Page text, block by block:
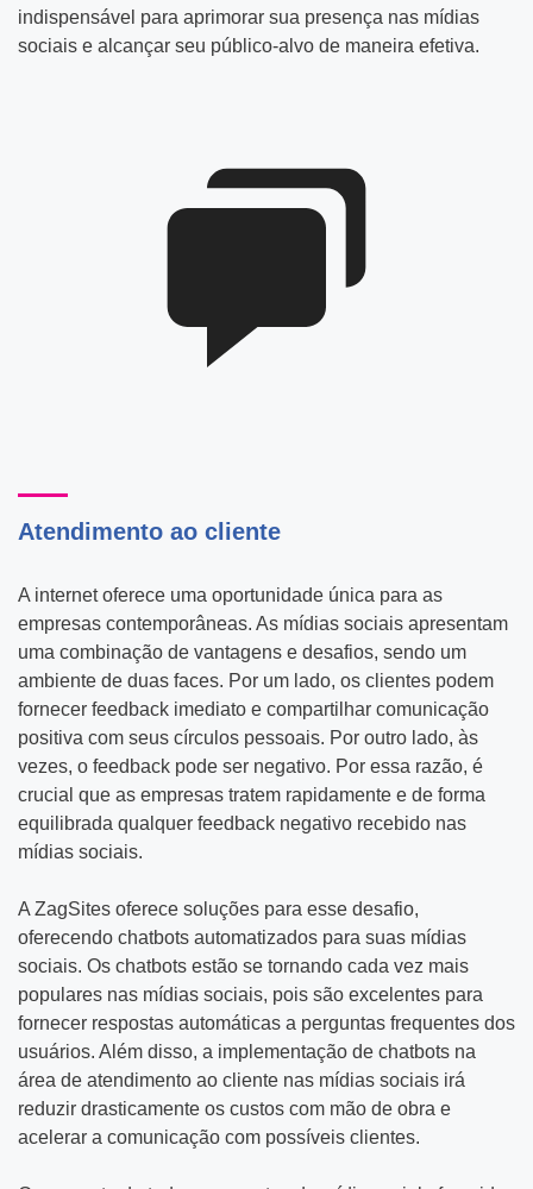
indispensável para aprimorar sua presença nas mídias
sociais e alcançar seu público-alvo de maneira efetiva.
Atendimento ao cliente
A internet oferece uma oportunidade única para as
empresas contemporâneas. As mídias sociais apresentam
uma combinação de vantagens e desafios, sendo um
ambiente de duas faces. Por um lado, os clientes podem
fornecer feedback imediato e compartilhar comunicação
positiva com seus círculos pessoais. Por outro lado, às
vezes, o feedback pode ser negativo. Por essa razão, é
crucial que as empresas tratem rapidamente e de forma
equilibrada qualquer feedback negativo recebido nas
mídias sociais.
A ZagSites oferece soluções para esse desafio,
oferecendo chatbots automatizados para suas mídias
sociais. Os chatbots estão se tornando cada vez mais
populares nas mídias sociais, pois são excelentes para
fornecer respostas automáticas a perguntas frequentes dos
usuários. Além disso, a implementação de chatbots na
área de atendimento ao cliente nas mídias sociais irá
reduzir drasticamente os custos com mão de obra e
acelerar a comunicação com possíveis clientes.